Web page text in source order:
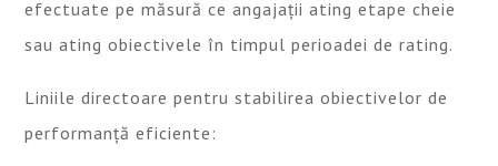
efectuate pe măsură ce angajații ating etape cheie
sau ating obiectivele în timpul perioadei de rating.
Liniile directoare pentru stabilirea obiectivelor de
performanță eficiente: